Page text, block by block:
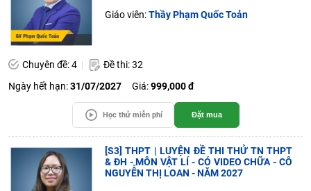
Giáo viên:Thầy Phạm Quốc Toản
Chuyên đề: 4
Đề thi: 32
Ngày hết hạn:31/07/2027 Giá:999,000 đ
Học thử miễn phí Đặt mua
[S3] THPT | LUYỆN ĐỀ THI THỬ TN THPT
& ĐH - MÔN VẬT LÍ - CÓ VIDEO CHỮA - CÔ
NGUYỄN THỊ LOAN - NĂM 2027